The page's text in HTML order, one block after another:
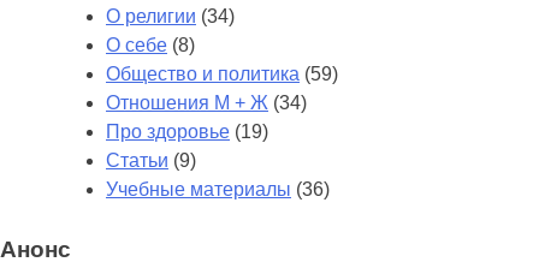
О религии (34)
О себе (8)
Общество и политика (59)
Отношения М + Ж (34)
Про здоровье (19)
Статьи (9)
Учебные материалы (36)
Анонс